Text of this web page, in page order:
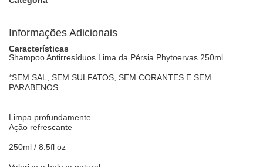
Informações Adicionais
Características
Shampoo Antirresíduos Lima da Pérsia Phytoervas 250ml
*SEM SAL, SEM SULFATOS, SEM CORANTES E SEM
PARABENOS.
Limpa profundamente
Ação refrescante
250ml / 8.5fl oz